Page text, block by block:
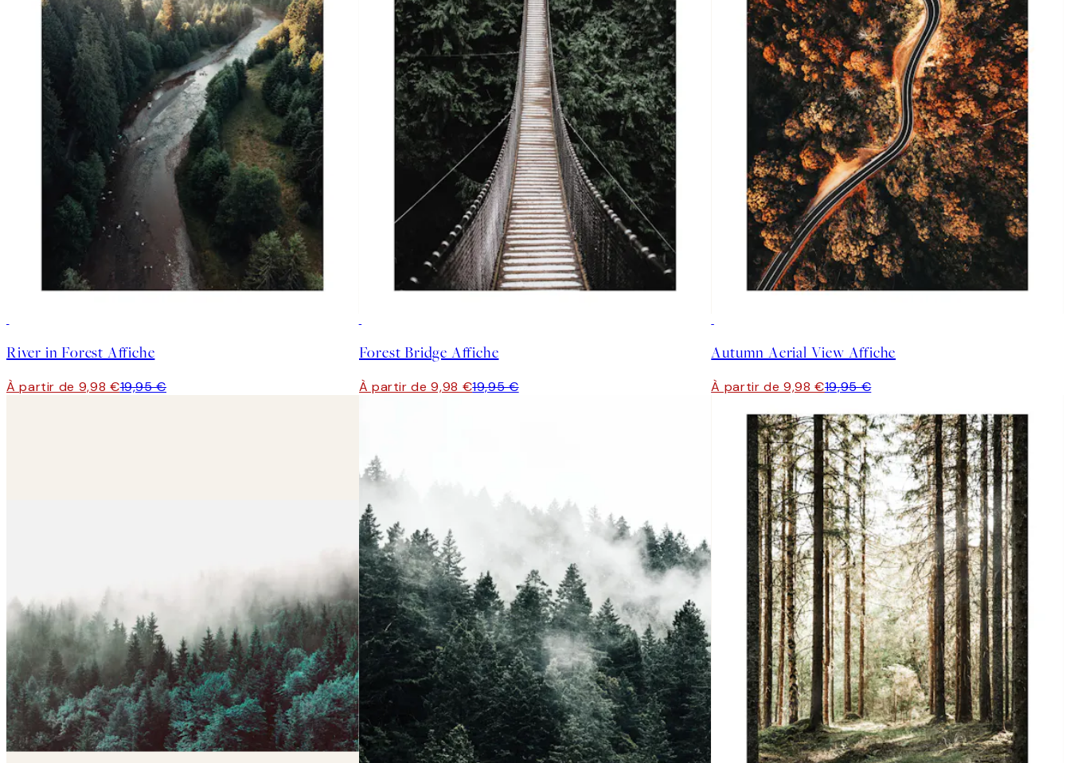
River in Forest Affiche
À partir de 9,98 €19,95 €
Forest Bridge Affiche
À partir de 9,98 €19,95 €
Autumn Aerial View Affiche
À partir de 9,98 €19,95 €